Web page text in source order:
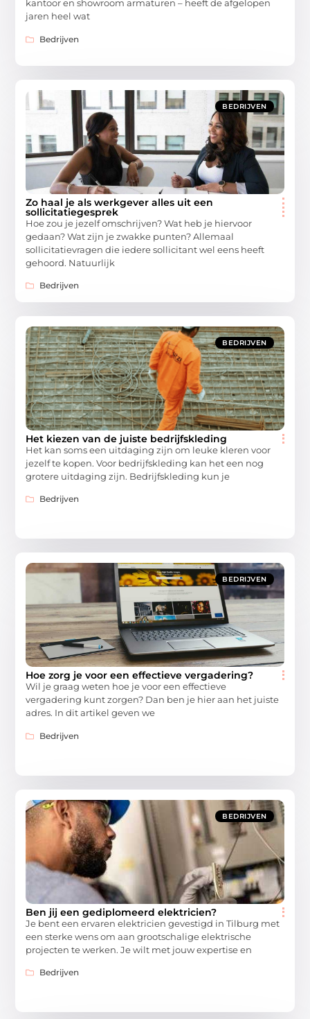
kantoor en showroom armaturen – heeft de afgelopen
jaren heel wat
Bedrijven
BEDRIJVEN
Zo haal je als werkgever alles uit een
sollicitatiegesprek
Hoe zou je jezelf omschrijven? Wat heb je hiervoor
gedaan? Wat zijn je zwakke punten? Allemaal
sollicitatievragen die iedere sollicitant wel eens heeft
gehoord. Natuurlijk
Bedrijven
BEDRIJVEN
Het kiezen van de juiste bedrijfskleding
Het kan soms een uitdaging zijn om leuke kleren voor
jezelf te kopen. Voor bedrijfskleding kan het een nog
grotere uitdaging zijn. Bedrijfskleding kun je
Bedrijven
BEDRIJVEN
Hoe zorg je voor een effectieve vergadering?
Wil je graag weten hoe je voor een effectieve
vergadering kunt zorgen? Dan ben je hier aan het juiste
adres. In dit artikel geven we
Bedrijven
BEDRIJVEN
Ben jij een gediplomeerd elektricien?
Je bent een ervaren elektricien gevestigd in Tilburg met
een sterke wens om aan grootschalige elektrische
projecten te werken. Je wilt met jouw expertise en
Bedrijven